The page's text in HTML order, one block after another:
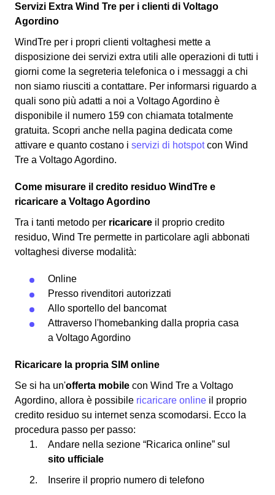
Servizi Extra Wind Tre per i clienti di Voltago
Agordino
WindTre per i propri clienti voltaghesi mette a
disposizione dei servizi extra utili alle operazioni di tutti i
giorni come la segreteria telefonica o i messaggi a chi
non siamo riusciti a contattare. Per informarsi riguardo a
quali sono più adatti a noi a Voltago Agordino è
disponibile il numero 159 con chiamata totalmente
gratuita. Scopri anche nella pagina dedicata come
attivare e quanto costano i servizi di hotspotcon Wind
Tre a Voltago Agordino.
Come misurare il credito residuo WindTre e
ricaricare a Voltago Agordino
Tra i tanti metodo per ricaricare il proprio credito
residuo, Wind Tre permette in particolare agli abbonati
voltaghesi diverse modalità:
Online
Presso rivenditori autorizzati
Allo sportello del bancomat
Attraverso l'homebanking dalla propria casa
a Voltago Agordino
Ricaricare la propria SIM online
Se si ha un'offerta mobile con Wind Tre a Voltago
Agordino, allora è possibile ricaricare online il proprio
credito residuo su internet senza scomodarsi. Ecco la
procedura passo per passo:
Andare nella sezione “Ricarica online” sul
sito ufficiale
Inserire il proprio numero di telefono